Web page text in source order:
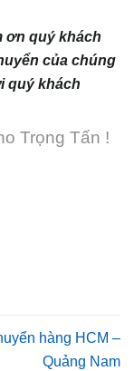
ơn quý khách
của chúng
quý khách
Trọng Tấn !
hàng HCM –
Quảng Nam